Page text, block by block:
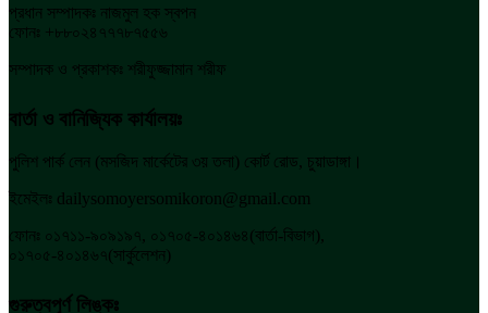
প্রধান সম্পাদকঃ নাজমুল হক স্বপন
ফোনঃ +৮৮০২৪৭৭৭৮৭৫৫৬
সম্পাদক ও প্রকাশকঃ শরীফুজ্জামান শরীফ
বার্তা ও বানিজ্যিক কার্যালয়ঃ
পুলিশ পার্ক লেন (মসজিদ মার্কেটের ৩য় তলা) কোর্ট রোড, চুয়াডাঙ্গা।
ইমেইলঃ dailysomoyersomikoron@gmail.com
ফোনঃ ০১৭১১-৯০৯১৯৭, ০১৭০৫-৪০১৪৬৪(বার্তা-বিভাগ),
০১৭০৫-৪০১৪৬৭(সার্কুলেশন)
গুরুত্বপূর্ণ লিঙ্কঃ